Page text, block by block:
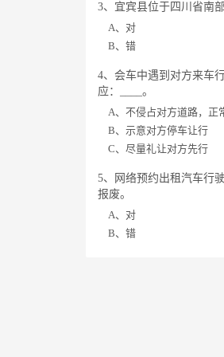
3、宜宾县位于四川省南
A、对
B、错
4、会车中遇到对方来车
应：____。
A、不侵占对方道路，正
B、示意对方停车让行
C、尽量礼让对方先行
5、网络预约出租汽车行
报废。
A、对
B、错